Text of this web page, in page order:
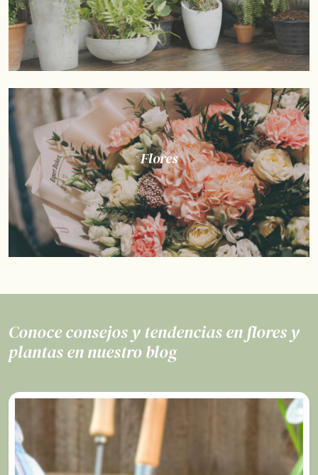
Flores
Conoce consejos y tendencias en flores y
plantas en nuestro blog